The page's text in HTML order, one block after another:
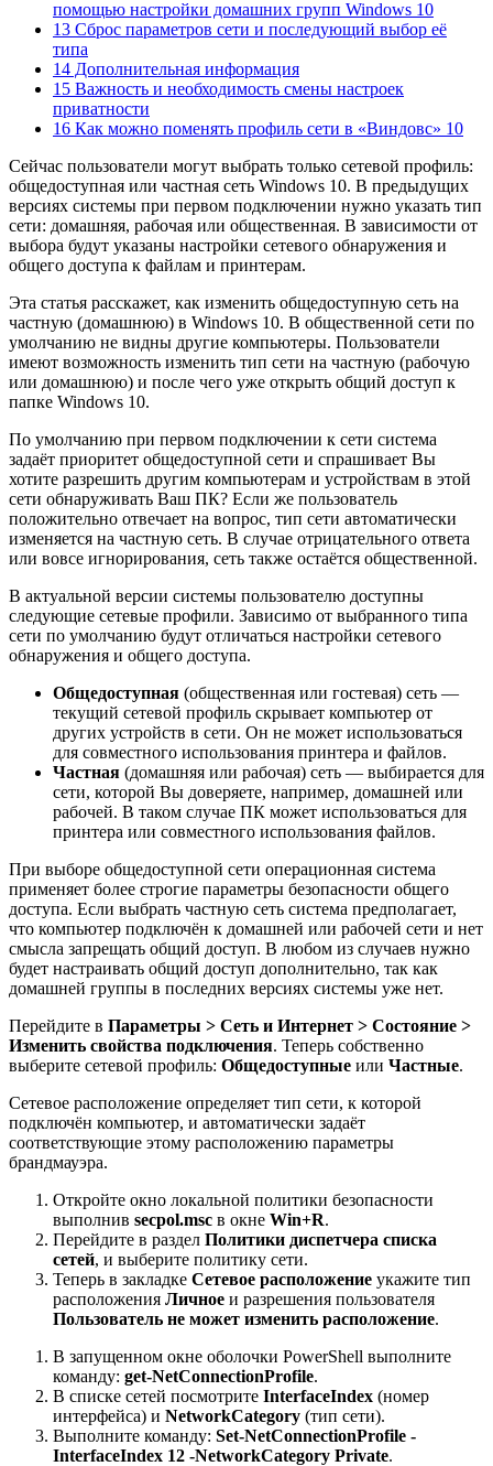
помощью настройки домашних групп Windows 10
13 Сброс параметров сети и последующий выбор её
типа
14 Дополнительная информация
15 Важность и необходимость смены настроек
приватности
16 Как можно поменять профиль сети в «Виндовс» 10
Сейчас пользователи могут выбрать только сетевой профиль:
общедоступная или частная сеть Windows 10. В предыдущих
версиях системы при первом подключении нужно указать тип
сети: домашняя, рабочая или общественная. В зависимости от
выбора будут указаны настройки сетевого обнаружения и
общего доступа к файлам и принтерам.
Эта статья расскажет, как изменить общедоступную сеть на
частную (домашнюю) в Windows 10. В общественной сети по
умолчанию не видны другие компьютеры. Пользователи
имеют возможность изменить тип сети на частную (рабочую
или домашнюю) и после чего уже открыть общий доступ к
папке Windows 10.
По умолчанию при первом подключении к сети система
задаёт приоритет общедоступной сети и спрашивает Вы
хотите разрешить другим компьютерам и устройствам в этой
сети обнаруживать Ваш ПК? Если же пользователь
положительно отвечает на вопрос, тип сети автоматически
изменяется на частную сеть. В случае отрицательного ответа
или вовсе игнорирования, сеть также остаётся общественной.
В актуальной версии системы пользователю доступны
следующие сетевые профили. Зависимо от выбранного типа
сети по умолчанию будут отличаться настройки сетевого
обнаружения и общего доступа.
Общедоступная (общественная или гостевая) сеть —
текущий сетевой профиль скрывает компьютер от
других устройств в сети. Он не может использоваться
для совместного использования принтера и файлов.
Частная (домашняя или рабочая) сеть — выбирается для
сети, которой Вы доверяете, например, домашней или
рабочей. В таком случае ПК может использоваться для
принтера или совместного использования файлов.
При выборе общедоступной сети операционная система
применяет более строгие параметры безопасности общего
доступа. Если выбрать частную сеть система предполагает,
что компьютер подключён к домашней или рабочей сети и нет
смысла запрещать общий доступ. В любом из случаев нужно
будет настраивать общий доступ дополнительно, так как
домашней группы в последних версиях системы уже нет.
Перейдите в Параметры > Сеть и Интернет > Состояние >
Изменить свойства подключения. Теперь собственно
выберите сетевой профиль: Общедоступные или Частные.
Сетевое расположение определяет тип сети, к которой
подключён компьютер, и автоматически задаёт
соответствующие этому расположению параметры
брандмауэра.
Откройте окно локальной политики безопасности
выполнив secpol.msc в окне Win+R.
Перейдите в раздел Политики диспетчера списка
сетей, и выберите политику сети.
Теперь в закладке Сетевое расположение укажите тип
расположения Личное и разрешения пользователя
Пользователь не может изменить расположение.
В запущенном окне оболочки PowerShell выполните
команду: get-NetConnectionProfile.
В списке сетей посмотрите InterfaceIndex (номер
интерфейса) и NetworkCategory (тип сети).
Выполните команду: Set-NetConnectionProfile -
InterfaceIndex 12 -NetworkCategory Private.